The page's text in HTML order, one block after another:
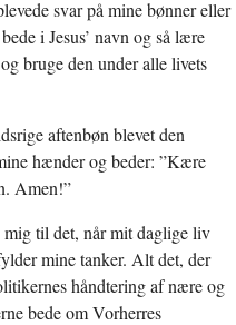
svar på mine bønner eller
i Jesus’ navn og så lære
bruge den under alle livets
aftenbøn blevet den
hænder og beder: ”Kære
Amen!”
til det, når mit daglige liv
mine tanker. Alt det, der
håndtering af nære og
bede om Vorherres